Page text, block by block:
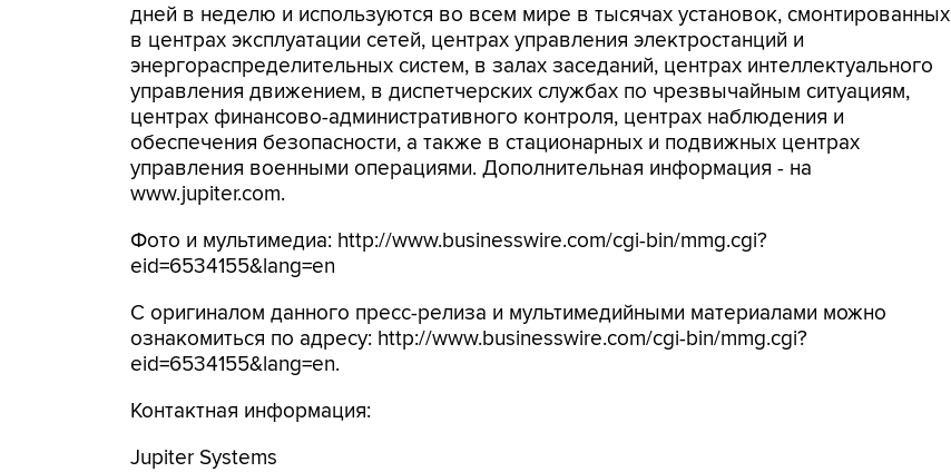
дней в неделю и используются во всем мире в тысячах установок, смонтированных
в центрах эксплуатации сетей, центрах управления электростанций и
энергораспределительных систем, в залах заседаний, центрах интеллектуального
управления движением, в диспетчерских службах по чрезвычайным ситуациям,
центрах финансово-административного контроля, центрах наблюдения и
обеспечения безопасности, а также в стационарных и подвижных центрах
управления военными операциями. Дополнительная информация - на
www.jupiter.com.
Фото и мультимедиа: http://www.businesswire.com/cgi-bin/mmg.cgi?
eid=6534155&lang=en
С оригиналом данного пресс-релиза и мультимедийными материалами можно
ознакомиться по адресу: http://www.businesswire.com/cgi-bin/mmg.cgi?
eid=6534155&lang=en.
Контактная информация:
Jupiter Systems